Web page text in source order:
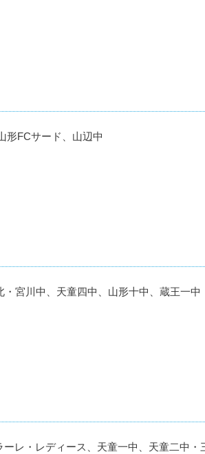
形FCサード、山辺中
・宮川中、天童四中、山形十中、蔵王一中
レ・レディース、天童一中、天童二中・